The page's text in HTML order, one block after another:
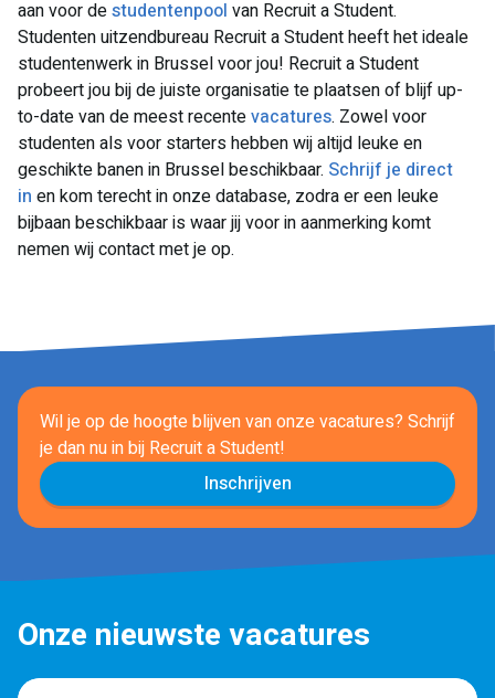
aan voor destudentenpool van Recruit a Student.
Studenten uitzendbureau Recruit a Student heeft het ideale
studentenwerk in Brussel voor jou! Recruit a Student
probeert jou bij de juiste organisatie te plaatsen of blijf up-
to-date van de meest recentevacatures. Zowel voor
studenten als voor starters hebben wij altijd leuke en
geschikte banen in Brussel beschikbaar. Schrijf je direct
in en kom terecht in onze database, zodra er een leuke
bijbaan beschikbaar is waar jij voor in aanmerking komt
nemen wij contact met je op.
Wil je op de hoogte blijven van onze vacatures? Schrijf
je dan nu inbij Recruit a Student!
Inschrijven
Onze nieuwste vacatures